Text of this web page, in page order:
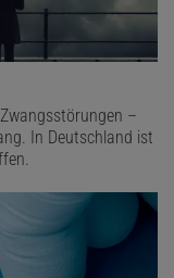
–
In Deutschland ist